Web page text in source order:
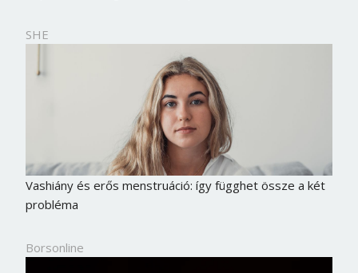
SHE
Vashiány és erős menstruáció: így függhet össze a két
probléma
Borsonline